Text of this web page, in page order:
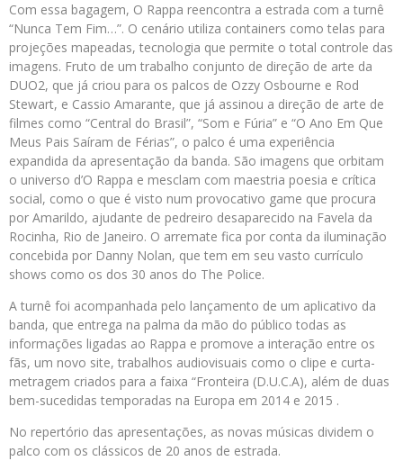
Com essa bagagem, O Rappa reencontra a estrada com a turnê
“Nunca Tem Fim…”. O cenário utiliza containers como telas para
projeções mapeadas, tecnologia que permite o total controle das
imagens. Fruto de um trabalho conjunto de direção de arte da
DUO2, que já criou para os palcos de Ozzy Osbourne e Rod
Stewart, e Cassio Amarante, que já assinou a direção de arte de
filmes como “Central do Brasil”, “Som e Fúria” e “O Ano Em Que
Meus Pais Saíram de Férias”, o palco é uma experiência
expandida da apresentação da banda. São imagens que orbitam
o universo d’O Rappa e mesclam com maestria poesia e crítica
social, como o que é visto num provocativo game que procura
por Amarildo, ajudante de pedreiro desaparecido na Favela da
Rocinha, Rio de Janeiro. O arremate fica por conta da iluminação
concebida por Danny Nolan, que tem em seu vasto currículo
shows como os dos 30 anos do The Police.
A turnê foi acompanhada pelo lançamento de um aplicativo da
banda, que entrega na palma da mão do público todas as
informações ligadas ao Rappa e promove a interação entre os
fãs, um novo site, trabalhos audiovisuais como o clipe e curta-
metragem criados para a faixa “Fronteira (D.U.C.A), além de duas
bem-sucedidas temporadas na Europa em 2014 e 2015 .
No repertório das apresentações, as novas músicas dividem o
palco com os clássicos de 20 anos de estrada.